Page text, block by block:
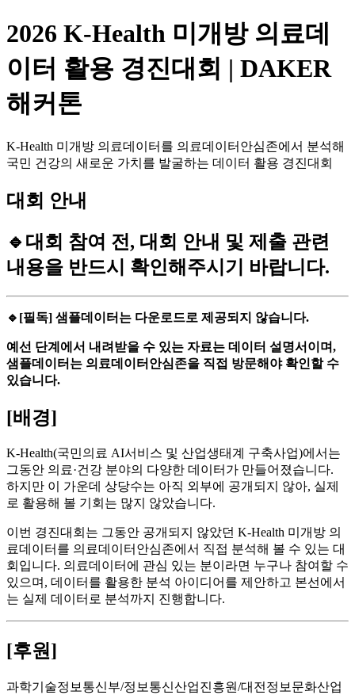
2026 K-Health 미개방 의료데
이터 활용 경진대회 | DAKER
해커톤
K-Health 미개방 의료데이터를 의료데이터안심존에서 분석해
국민 건강의 새로운 가치를 발굴하는 데이터 활용 경진대회
대회 안내
🔹대회 참여 전, 대회 안내 및 제출 관련
내용을 반드시 확인해주시기 바랍니다.
🔹[필독] 샘플데이터는 다운로드로 제공되지 않습니다.
예선 단계에서 내려받을 수 있는 자료는 데이터 설명서이며,
샘플데이터는 의료데이터안심존을 직접 방문해야 확인할 수
있습니다.
[배경]
K-Health(국민의료 AI서비스 및 산업생태계 구축사업)에서는
그동안 의료·건강 분야의 다양한 데이터가 만들어졌습니다.
하지만 이 가운데 상당수는 아직 외부에 공개되지 않아, 실제
로 활용해 볼 기회는 많지 않았습니다.
이번 경진대회는 그동안 공개되지 않았던 K-Health 미개방 의
료데이터를 의료데이터안심존에서 직접 분석해 볼 수 있는 대
회입니다. 의료데이터에 관심 있는 분이라면 누구나 참여할 수
있으며, 데이터를 활용한 분석 아이디어를 제안하고 본선에서
는 실제 데이터로 분석까지 진행합니다.
[후원]
과학기술정보통신부/정보통신산업진흥원/대전정보문화산업